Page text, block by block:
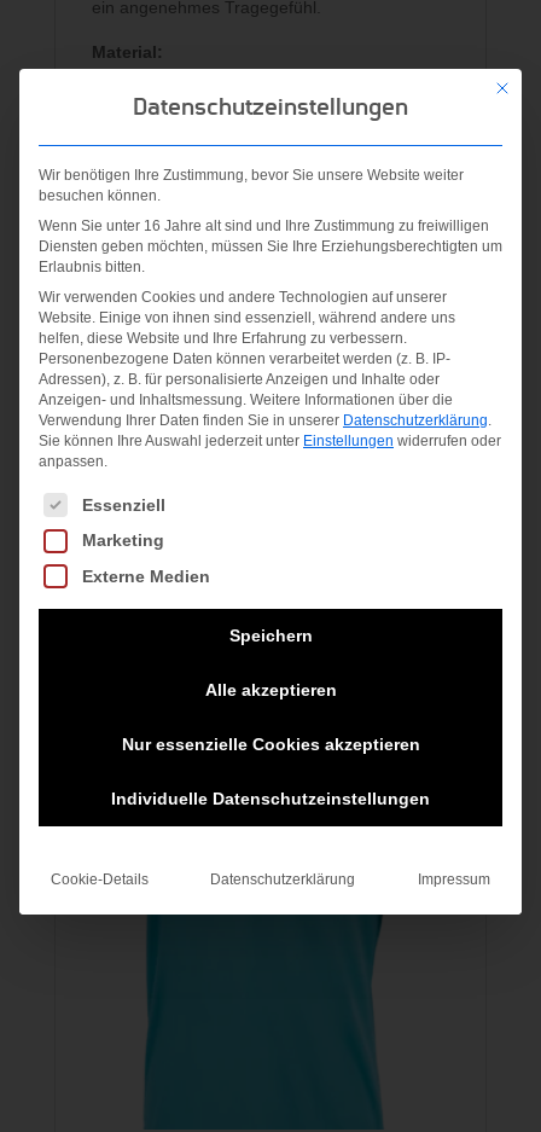
ein angenehmes Tragegefühl.
Material:
Ähnliche Produkte
Angebot!
Polo
Paul
55,00
Preis
war:
55,00 €
40,00
Aktueller
Preis
ist:
40,00 €.
inkl. MwSt.
zzgl.
Tshirt
Emelie
Top Mila
Girls
Mit
Datenschutzeinstellungen
Wir benötigen Ihre Zustimmung, bevor Sie unsere Website weiter
besuchen können.
Wenn Sie unter 16 Jahre alt sind und Ihre Zustimmung zu freiwilligen
Diensten geben möchten, müssen Sie Ihre Erziehungsberechtigten um
Erlaubnis bitten.
Wir verwenden Cookies und andere Technologien auf unserer
Website. Einige von ihnen sind essenziell, während andere uns
helfen, diese Website und Ihre Erfahrung zu verbessern.
Personenbezogene Daten können verarbeitet werden (z. B. IP-
Adressen), z. B. für personalisierte Anzeigen und Inhalte oder
Anzeigen- und Inhaltsmessung. Weitere Informationen über die
Verwendung Ihrer Daten finden Sie in unserer Datenschutzerklärung
Sie können Ihre Auswahl jederzeit unter Einstellungen widerrufen oder
anpassen.
Es folgt eine Liste der Service-Gruppen, für die eine
Essenziell
Marketing
Externe Medien
Speichern
Alle akzeptieren
Nur essenzielle Cookies akzeptieren
Individuelle Datenschutzeinstellungen
Cookie-Details Datenschutzerklärung Impressum